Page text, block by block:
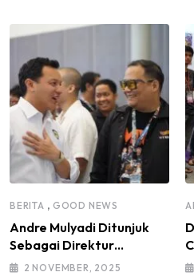
BERITA , GOOD NEWS
Andre Mulyadi Ditunjuk
Sebagai Direktur
Modifikasi dan Kendaraan
2 NOVEMBER, 2025